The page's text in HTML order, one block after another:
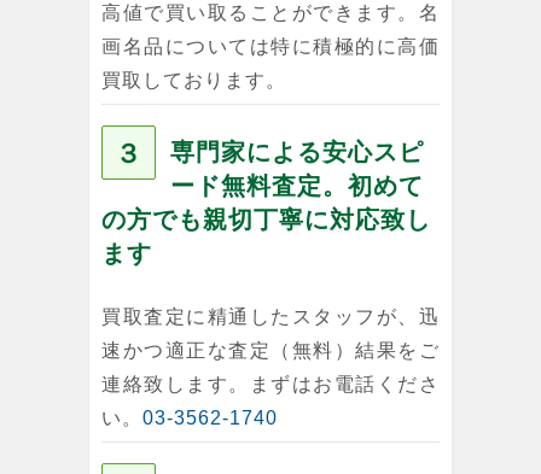
高値で買い取ることができます。名
画名品については特に積極的に高価
買取しております。
３
専門家による安心スピ
ード無料査定。初めて
の方でも親切丁寧に対応致し
ます
買取査定に精通したスタッフが、迅
速かつ適正な査定（無料）結果をご
連絡致します。まずはお電話くださ
い。 03-3562-1740